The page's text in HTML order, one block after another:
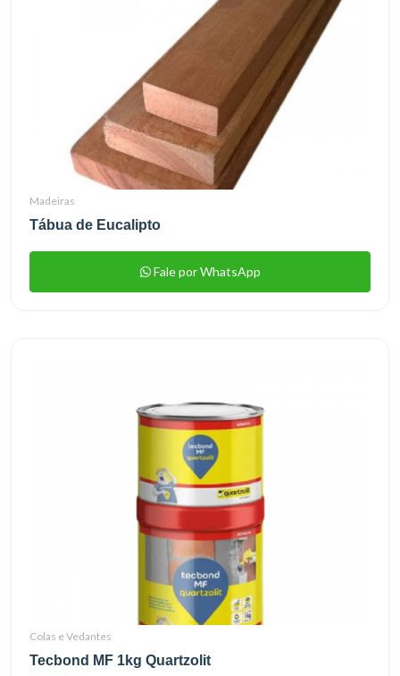
Madeiras
Tábua de Eucalipto
Fale por WhatsApp
Colas e Vedantes
Tecbond MF 1kg Quartzolit